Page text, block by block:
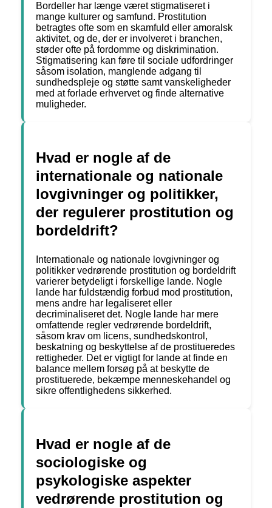
Bordeller har længe været stigmatiseret i
mange kulturer og samfund. Prostitution
betragtes ofte som en skamfuld eller amoralsk
aktivitet, og de, der er involveret i branchen,
støder ofte på fordomme og diskrimination.
Stigmatisering kan føre til sociale udfordringer
såsom isolation, manglende adgang til
sundhedspleje og støtte samt vanskeligheder
med at forlade erhvervet og finde alternative
muligheder.
Hvad er nogle af de
internationale og nationale
lovgivninger og politikker,
der regulerer prostitution og
bordeldrift?
Internationale og nationale lovgivninger og
politikker vedrørende prostitution og bordeldrift
varierer betydeligt i forskellige lande. Nogle
lande har fuldstændig forbud mod prostitution,
mens andre har legaliseret eller
decriminaliseret det. Nogle lande har mere
omfattende regler vedrørende bordeldrift,
såsom krav om licens, sundhedskontrol,
beskatning og beskyttelse af de prostitueredes
rettigheder. Det er vigtigt for lande at finde en
balance mellem forsøg på at beskytte de
prostituerede, bekæmpe menneskehandel og
sikre offentlighedens sikkerhed.
Hvad er nogle af de
sociologiske og
psykologiske aspekter
vedrørende prostitution og